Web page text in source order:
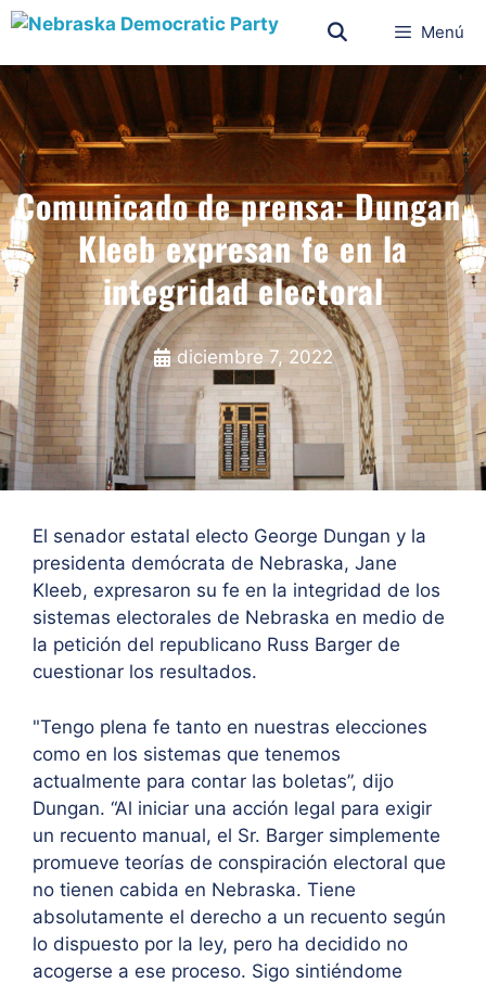
Menú
Comunicado de prensa: Dungan,
Kleeb expresan fe en la
integridad electoral
diciembre 7, 2022
El senador estatal electo George Dungan y la
presidenta demócrata de Nebraska, Jane
Kleeb, expresaron su fe en la integridad de los
sistemas electorales de Nebraska en medio de
la petición del republicano Russ Barger de
cuestionar los resultados.
"Tengo plena fe tanto en nuestras elecciones
como en los sistemas que tenemos
actualmente para contar las boletas”, dijo
Dungan. “Al iniciar una acción legal para exigir
un recuento manual, el Sr. Barger simplemente
promueve teorías de conspiración electoral que
no tienen cabida en Nebraska. Tiene
absolutamente el derecho a un recuento según
lo dispuesto por la ley, pero ha decidido no
acogerse a ese proceso. Sigo sintiéndome